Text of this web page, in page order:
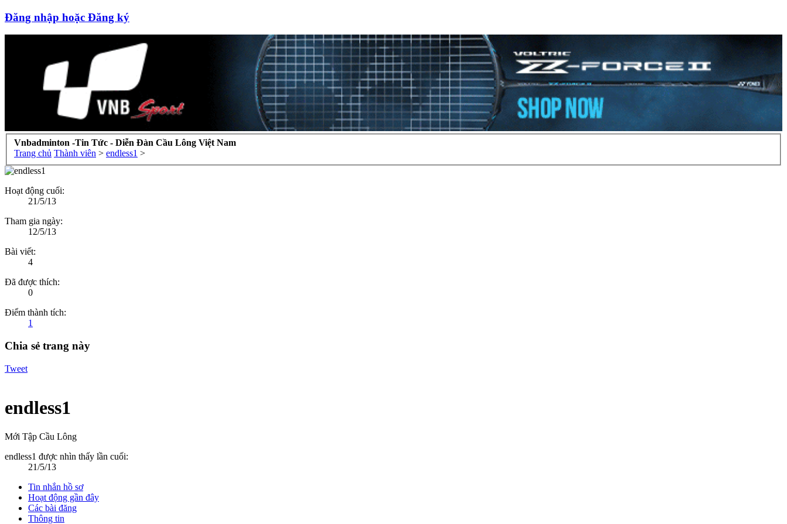
Đăng nhập hoặc Đăng ký
Vnbadminton -Tin Tức - Diễn Đàn Cầu Lông Việt Nam
Trang chủ Thành viên > endless1 >
Hoạt động cuối:
21/5/13
Tham gia ngày:
12/5/13
Bài viết:
4
Đã được thích:
0
Điểm thành tích:
1
Chia sẻ trang này
Tweet
endless1
Mới Tập Cầu Lông
endless1 được nhìn thấy lần cuối:
21/5/13
Tin nhắn hồ sơ
Hoạt động gần đây
Các bài đăng
Thông tin